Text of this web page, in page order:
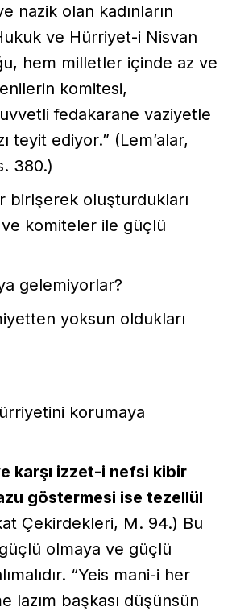
nazik olan kadınların
ve Hürriyet-i Nisvan
hem milletler içinde az ve
komitesi,
fedakarane vaziyetle
teyit ediyor.” (Lem’alar,
380.)
birlşerek oluşturdukları
ve komiteler ile güçlü
gelemiyorlar?
yoksun oldukları
korumaya
karşı izzet-i nefsi kibir
göstermesi ise tezellül
Çekirdekleri, M. 94.) Bu
olmaya ve güçlü
“Yeis mani-i her
lazım başkası düşünsün